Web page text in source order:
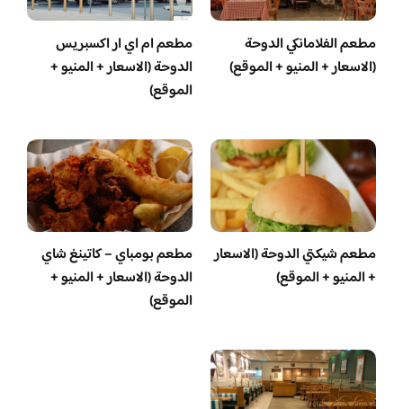
مطعم الفلامانكي الدوحة
(الاسعار + المنيو + الموقع)
مطعم ام اي ار اكسبريس
الدوحة (الاسعار + المنيو +
الموقع)
مطعم شيكتي الدوحة (الاسعار
+ المنيو + الموقع)
مطعم بومباي – كاتينغ شاي
الدوحة (الاسعار + المنيو +
الموقع)